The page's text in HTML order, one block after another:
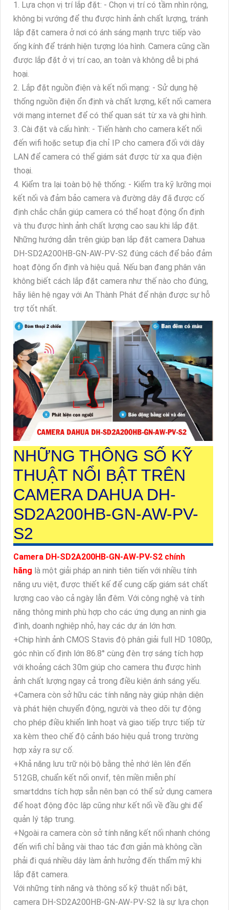
1. Lựa chọn vị trí lắp đặt: - Chọn vị trí có tầm nhìn rộng,
không bị vướng để thu được hình ảnh chất lượng, tránh
lắp đặt camera ở nơi có ánh sáng mạnh trực tiếp vào
ống kính để tránh hiện tượng lóa hình. Camera cũng cần
được lắp đặt ở vị trí cao, an toàn và không dễ bị phá
hoại.
2. Lắp đặt nguồn điện và kết nối mạng: - Sử dụng hệ
thống nguồn điện ổn định và chất lượng, kết nối camera
với mạng internet để có thể quan sát từ xa và ghi hình.
3. Cài đặt và cấu hình: - Tiến hành cho camera kết nối
đến wifi hoặc setup địa chỉ IP cho camera đối với dây
LAN để camera có thể giám sát được từ xa qua điện
thoại.
4. Kiểm tra lại toàn bộ hệ thống: - Kiểm tra kỹ lưỡng mọi
kết nối và đảm bảo camera và đường dây đã được cố
định chắc chắn giúp camera có thể hoạt động ổn định
và thu được hình ảnh chất lượng cao sau khi lắp đặt.
Những hướng dẫn trên giúp bạn lắp đặt camera Dahua
DH-SD2A200HB-GN-AW-PV-S2 đúng cách để bảo đảm
hoạt động ổn định và hiệu quả. Nếu bạn đang phân vân
không biết cách lắp đặt camera như thế nào cho đúng,
hãy liên hệ ngay với An Thành Phát để nhận được sự hỗ
trợ tốt nhất.
NHỮNG THÔNG SỐ KỸ
THUẬT NỔI BẬT TRÊN
CAMERA DAHUA DH-
SD2A200HB-GN-AW-PV-
S2
Camera DH-SD2A200HB-GN-AW-PV-S2 chính
hãng là một giải pháp an ninh tiên tiến với nhiều tính
năng ưu việt, được thiết kế để cung cấp giám sát chất
lượng cao vào cả ngày lẫn đêm. Với công nghệ và tính
năng thông minh phù hợp cho các ứng dụng an ninh gia
đình, doanh nghiệp nhỏ, hay các dự án lớn hơn.
+Chip hình ảnh CMOS Stavis độ phân giải full HD 1080p,
góc nhìn cố định lớn 86.8° cùng đèn trợ sáng tích hợp
với khoảng cách 30m giúp cho camera thu được hình
ảnh chất lượng ngay cả trong điều kiện ánh sáng yếu.
+Camera còn sở hữu các tính năng này giúp nhận diện
và phát hiện chuyển động, người và theo dõi tự động
cho phép điều khiển linh hoạt và giao tiếp trực tiếp từ
xa kèm theo chế độ cảnh báo hiệu quả trong trường
hợp xảy ra sự cố.
+Khả năng lưu trữ nội bộ bằng thẻ nhớ lên lên đến
512GB, chuẩn kết nối onvif, tên miền miễn phí
smartddns tích hợp sẵn nên bạn có thể sử dụng camera
để hoạt động độc lập cũng như kết nối về đầu ghi để
quản lý tập trung.
+Ngoài ra camera còn sở tính năng kết nối nhanh chóng
đến wifi chỉ bằng vài thao tác đơn giản mà không cần
phải đi quá nhiều dây làm ảnh hưởng đến thẩm mỹ khi
lắp đặt camera.
Với những tính năng và thông số kỹ thuật nổi bật,
camera DH-SD2A200HB-GN-AW-PV-S2 là sự lựa chọn